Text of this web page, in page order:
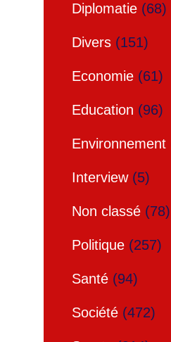
Diplomatie (68)
Divers (151)
Economie (61)
Education (96)
Environnement
Interview(5)
Non classé (78)
Politique (257)
Santé (94)
Société (472)